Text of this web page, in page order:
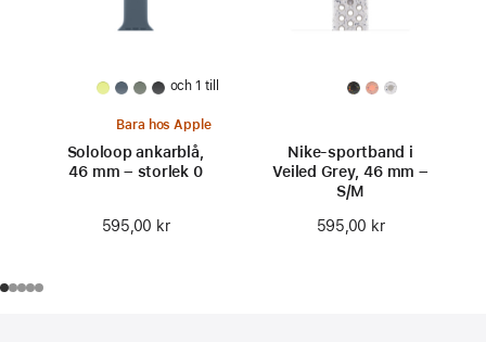
och 1 till
Bara hos Apple
Sololoop ankarblå,
46 mm – storlek 0
595,00 kr
Nike-sportband i
Veiled Grey, 46 mm –
S/M
595,00 kr